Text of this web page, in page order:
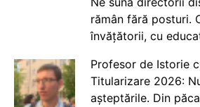
rămân fără posturi.
învățătorii, cu
Profesor de Istorie
Titularizare 2026:
așteptările. Din